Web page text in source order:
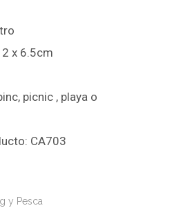
x 6.5cm
picnic , playa o
CA703
y Pesca